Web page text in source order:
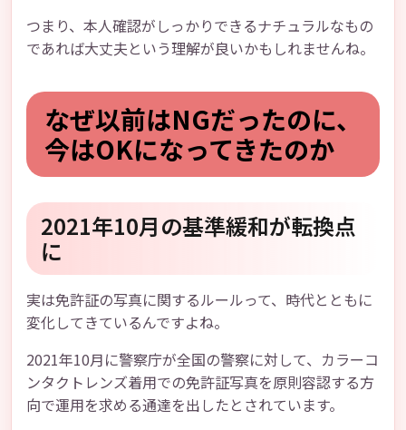
つまり、本人確認がしっかりできるナチュラルなもの
であれば大丈夫という理解が良いかもしれませんね。
なぜ以前はNGだったのに、
今はOKになってきたのか
2021年10月の基準緩和が転換点
に
実は免許証の写真に関するルールって、時代とともに
変化してきているんですよね。
2021年10月に警察庁が全国の警察に対して、カラーコ
ンタクトレンズ着用での免許証写真を原則容認する方
向で運用を求める通達を出したとされています。